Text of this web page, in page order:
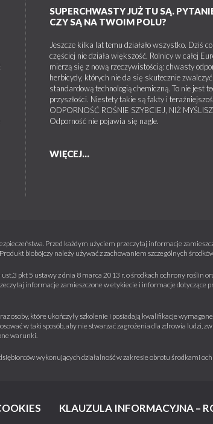
SUPERCHWASTY JUŻ TU SĄ.
CZY SĄ NA TWOIM POLU?
Jeszcze kilka lat temu działało wszystko. Dziś
częściej nie działa większość. Rolnicy w całej
mierzą się z nową rzeczywistością: chwasty
herbicydy, których nie da się skutecznie zwalczyć
standardową technologią chemiczną. To nie jest
przyszłości. Niestety takie są fakty i
ODPORNOŚĆ ROŚNIE SZYBCIEJ, NIŻ MYŚLISZ
Odporność nie pojawia się nagle.
WIĘCEJ...
Przed każdym użyciem przeczytaj informacje
biobójczy należy używać z zachowaniem szczególnych
pkt 5 ustawy z dnia 8 marca 2013 r. o środkach ochrony roślin
informacje zamieszczone w etykiecie i informacje dotyczące
osoby, które ukończyły szkolenie i posiadają kwalifikacje
w taki sposób, aby nie stwarzać zagrożenia dla zdrowia ludzi,
warunki.
wykonujących działalność w zakresie obrotu środkami
KLAUZULA INFORMACYJNA –